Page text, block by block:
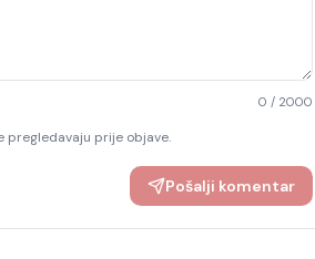
0 / 2000
pregledavaju prije objave.
Pošalji komentar